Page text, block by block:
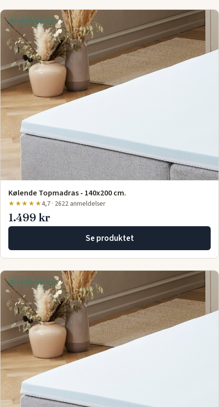
Gratis levering
Kølende Topmadras - 140x200 cm.
★★★★★4,7 · 2622 anmeldelser
1.499 kr
Se produktet
Gratis levering